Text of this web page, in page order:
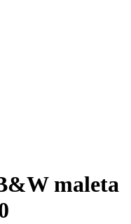
maleta